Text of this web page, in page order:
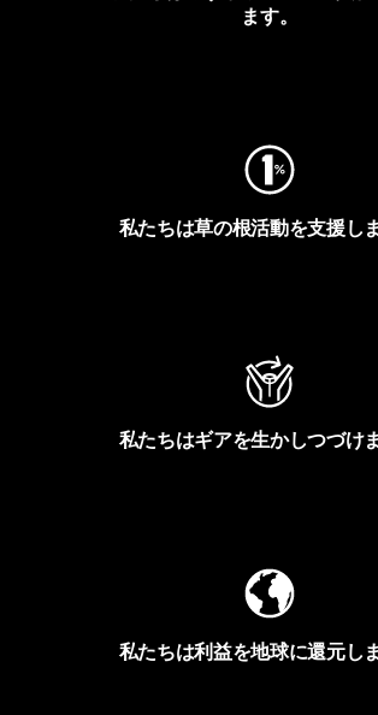
ます。
私たちは草の根活動を支援し
私たちはギアを生かしつづけ
私たちは利益を地球に還元し